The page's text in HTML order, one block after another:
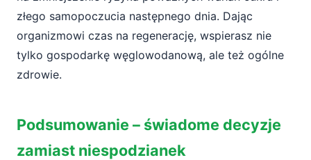
złego samopoczucia następnego dnia. Dając
organizmowi czas na regenerację, wspierasz nie
tylko gospodarkę węglowodanową, ale też ogólne
zdrowie.
Podsumowanie – świadome decyzje
zamiast niespodzianek